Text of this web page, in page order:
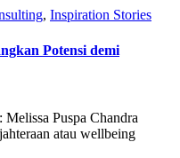
, Inspiration Stories
Potensi demi
Puspa Chandra
atau wellbeing